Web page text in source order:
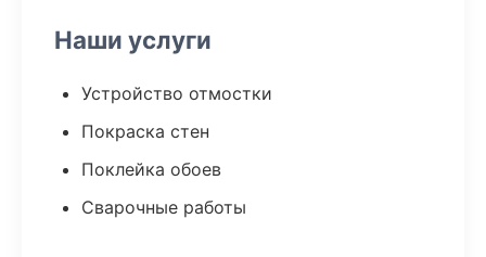
Наши услуги
Устройство отмостки
Покраска стен
Поклейка обоев
Сварочные работы